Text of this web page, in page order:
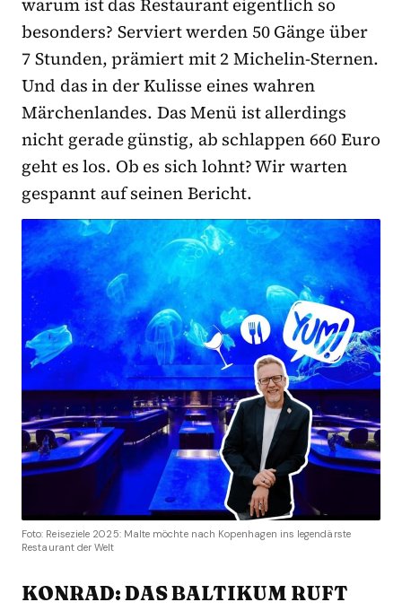
warum ist das Restaurant eigentlich so
besonders? Serviert werden 50 Gänge über
7 Stunden, prämiert mit 2 Michelin-Sternen.
Und das in der Kulisse eines wahren
Märchenlandes. Das Menü ist allerdings
nicht gerade günstig, ab schlappen 660 Euro
geht es los. Ob es sich lohnt? Wir warten
gespannt auf seinen Bericht.
Foto: Reiseziele 2025: Malte möchte nach Kopenhagen ins legendärste
Restaurant der Welt
KONRAD: DAS BALTIKUM RUFT